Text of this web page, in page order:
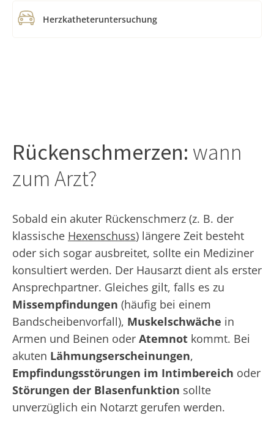
Herzkatheteruntersuchung
Rückenschmerzen: wann
zum Arzt?
Sobald ein akuter Rückenschmerz (z. B. der
klassische Hexenschuss) längere Zeit besteht
oder sich sogar ausbreitet, sollte ein Mediziner
konsultiert werden. Der Hausarzt dient als erster
Ansprechpartner. Gleiches gilt, falls es zu
Missempfindungen (häufig bei einem
Bandscheibenvorfall), Muskelschwäche in
Armen und Beinen oder Atemnot kommt. Bei
akuten Lähmungserscheinungen,
Empfindungsstörungen im Intimbereich oder
Störungen der Blasenfunktion sollte
unverzüglich ein Notarzt gerufen werden.